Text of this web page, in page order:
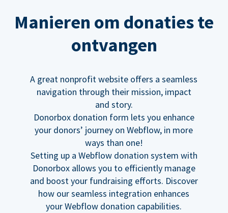
Manieren om donaties te
ontvangen
A great nonprofit website offers a seamless
navigation through their mission, impact
and story.
Donorbox donation form lets you enhance
your donors’ journey on Webflow, in more
ways than one!
Setting up a Webflow donation system with
Donorbox allows you to efficiently manage
and boost your fundraising efforts. Discover
how our seamless integration enhances
your Webflow donation capabilities.